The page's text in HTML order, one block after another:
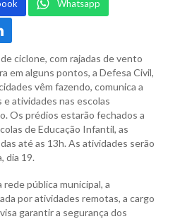
Whatsapp
ciclone, com rajadas de vento
em alguns pontos, a Defesa Civil,
vêm fazendo, comunica a
atividades nas escolas
Os prédios estarão fechados a
de Educação Infantil, as
até as 13h. As atividades serão
dia 19.
pública municipal, a
por atividades remotas, a cargo
garantir a segurança dos